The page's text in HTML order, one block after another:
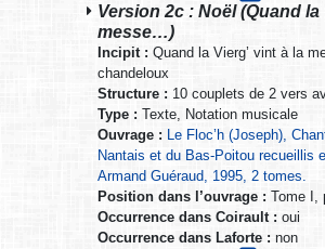
Version 2c : Noël (Quand la
messe…)
Incipit : Quand la Vierg’ vint à la
chandeloux
Structure : 10 couplets de 2 vers
Type : Texte, Notation musicale
Ouvrage : Le Floc’h (Joseph),
Nantais et du Bas-Poitou recueillis
Armand Guéraud, 1995, 2 tomes.
Position dans l’ouvrage : Tome I,
Occurrence dans Coirault : oui
Occurrence dans Laforte : non